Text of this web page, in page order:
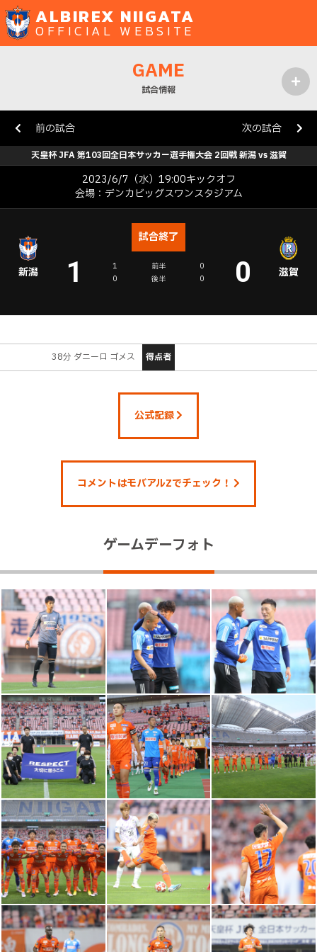
ALBIREX NIIGATA
OFFICIAL WEBSITE
GAME
試合情報
前の試合
天皇杯 JFA 第103回全日本サッカー選手権大会 2回戦 新潟 vs 滋賀
次の試合
2023/6/7（水）19:00キックオフ
会場：デンカビッグスワンスタジアム
新潟
試合終了
1 1 前半
0
0
後半 0 0 滋賀
38分 ダニーロ ゴメス 得点者
公式記録
コメントはモバアルZでチェック！
ゲームデーフォト